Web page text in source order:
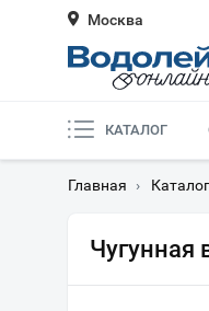
Москва
КАТАЛОГ
Главная › Каталог
Чугунная